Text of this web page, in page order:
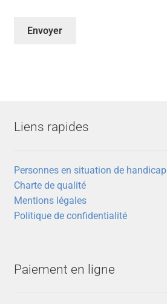
Liens rapides
Personnes en situation de handicap
Charte de qualité
Mentions légales
Politique de confidentialité
Paiement en ligne